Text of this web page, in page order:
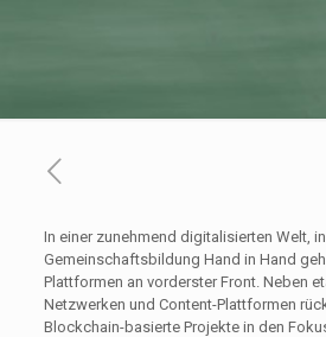
In einer zunehmend digitalisierten Welt,
Gemeinschaftsbildung Hand in Hand
Plattformen an vorderster Front. Neben
Netzwerken und Content-Plattformen
Blockchain-basierte Projekte in den